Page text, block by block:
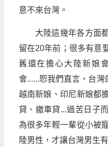
意不來台灣。
大陸這幾年各方面
留在20年前；很多有意
舊還在擔心大陸新娘
會......恕我們直言，台
越南新娘、印尼新娘都
貸、繳車貸...過苦日子
為很多年輕一輩從小被
陸男性，才讓台灣男生